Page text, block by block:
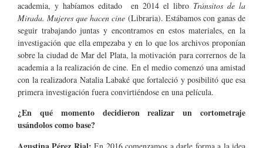
academia, y habíamos editado en 2014 el libro Tránsitos de la
Mirada. Mujeres que hacen cine (Libraria). Estábamos con ganas de
seguir trabajando juntas y encontramos en estos materiales, en la
investigación que ella empezaba y en lo que los archivos proponían
sobre la ciudad de Mar del Plata, la motivación para corrernos de la
academia a la realización de cine. En el medio comenzó una amistad
con la realizadora Natalia Labaké que fortaleció y posibilitó que esa
primera investigación fuera convirtiéndose en una película.
¿En qué momento decidieron realizar un cortometraje
usándolos como base?
En 2016 comenzamos a darle forma a la idea